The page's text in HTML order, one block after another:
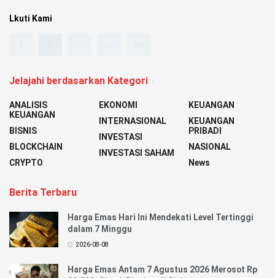
Lkuti Kami
Jelajahi berdasarkan Kategori
ANALISIS
KEUANGAN
BISNIS
BLOCKCHAIN
CRYPTO
EKONOMI
INTERNASIONAL
INVESTASI
INVESTASI SAHAM
KEUANGAN
KEUANGAN
PRIBADI
NASIONAL
News
Berita Terbaru
Harga Emas Hari Ini Mendekati Level Tertinggi
dalam 7 Minggu
2026-08-08
Harga Emas Antam 7 Agustus 2026 Merosot Rp